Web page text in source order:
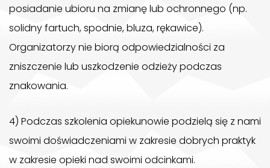
posiadanie ubioru na zmianę lub ochronnego (np.
solidny fartuch, spodnie, bluza, rękawice).
Organizatorzy nie biorą odpowiedzialności za
zniszczenie lub uszkodzenie odzieży podczas
znakowania.
4) Podczas szkolenia opiekunowie podzielą się z nami
swoimi doświadczeniami w zakresie dobrych praktyk
w zakresie opieki nad swoimi odcinkami.